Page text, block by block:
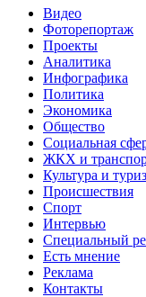
Видео
Фоторепортаж
Проекты
Аналитика
Инфографика
Политика
Экономика
Общество
Социальная
ЖКХ и
Культура и
Происшествия
Спорт
Интервью
Специальный
Есть мнение
Реклама
Контакты